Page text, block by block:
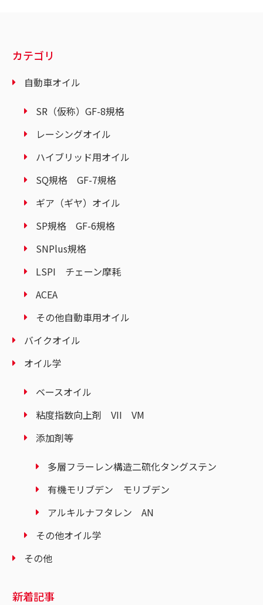
カテゴリ
自動車オイル
SR（仮称）GF-8規格
レーシングオイル
ハイブリッド用オイル
SQ規格 GF-7規格
ギア（ギヤ）オイル
SP規格 GF-6規格
SNPlus規格
LSPI チェーン摩耗
ACEA
その他自動車用オイル
バイクオイル
オイル学
ベースオイル
粘度指数向上剤 VII VM
添加剤等
多層フラーレン構造二硫化タングステン
有機モリブデン モリブデン
アルキルナフタレン AN
その他オイル学
その他
新着記事